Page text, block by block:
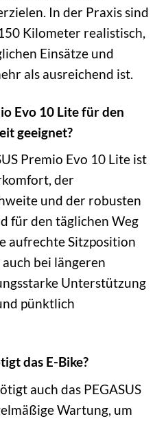
In der Praxis sind
Kilometer realistisch,
Einsätze und
als ausreichend ist.
Evo 10 Lite für den
geeignet?
Premio Evo 10 Lite ist
der
und der robusten
für den täglichen Weg
aufrechte Sitzposition
bei längeren
Unterstützung
pünktlich
das E-Bike?
auch das PEGASUS
Wartung, um